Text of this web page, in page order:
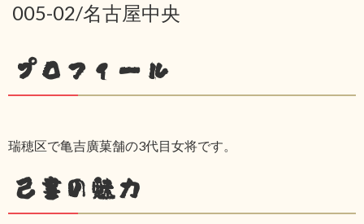
005-02/名古屋中央
プロフィール
瑞穂区で亀吉廣菓舗の3代目女将です。
己書の魅力